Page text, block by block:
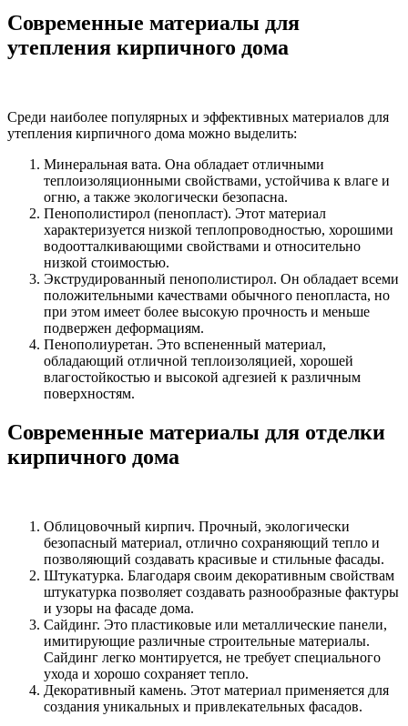
Современные материалы для
утепления кирпичного дома
Среди наиболее популярных и эффективных материалов для
утепления кирпичного дома можно выделить:
Минеральная вата. Она обладает отличными
теплоизоляционными свойствами, устойчива к влаге и
огню, а также экологически безопасна.
Пенополистирол (пенопласт). Этот материал
характеризуется низкой теплопроводностью, хорошими
водоотталкивающими свойствами и относительно
низкой стоимостью.
Экструдированный пенополистирол. Он обладает всеми
положительными качествами обычного пенопласта, но
при этом имеет более высокую прочность и меньше
подвержен деформациям.
Пенополиуретан. Это вспененный материал,
обладающий отличной теплоизоляцией, хорошей
влагостойкостью и высокой адгезией к различным
поверхностям.
Современные материалы для отделки
кирпичного дома
Облицовочный кирпич. Прочный, экологически
безопасный материал, отлично сохраняющий тепло и
позволяющий создавать красивые и стильные фасады.
Штукатурка. Благодаря своим декоративным свойствам
штукатурка позволяет создавать разнообразные фактуры
и узоры на фасаде дома.
Сайдинг. Это пластиковые или металлические панели,
имитирующие различные строительные материалы.
Сайдинг легко монтируется, не требует специального
ухода и хорошо сохраняет тепло.
Декоративный камень. Этот материал применяется для
создания уникальных и привлекательных фасадов.